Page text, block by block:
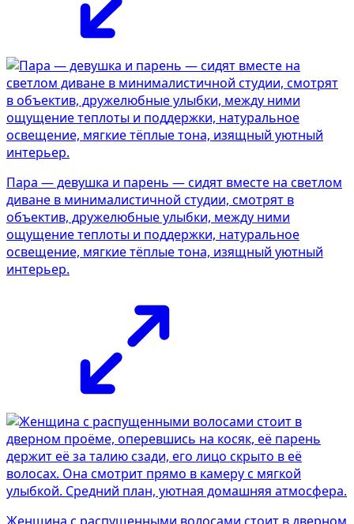
Пара — девушка и парень — сидят вместе на светлом
диване в минималистичной студии, смотрят в
объектив, дружелюбные улыбки, между ними
ощущение теплоты и поддержки, натуральное
освещение, мягкие тёплые тона, изящный уютный
интерьер.